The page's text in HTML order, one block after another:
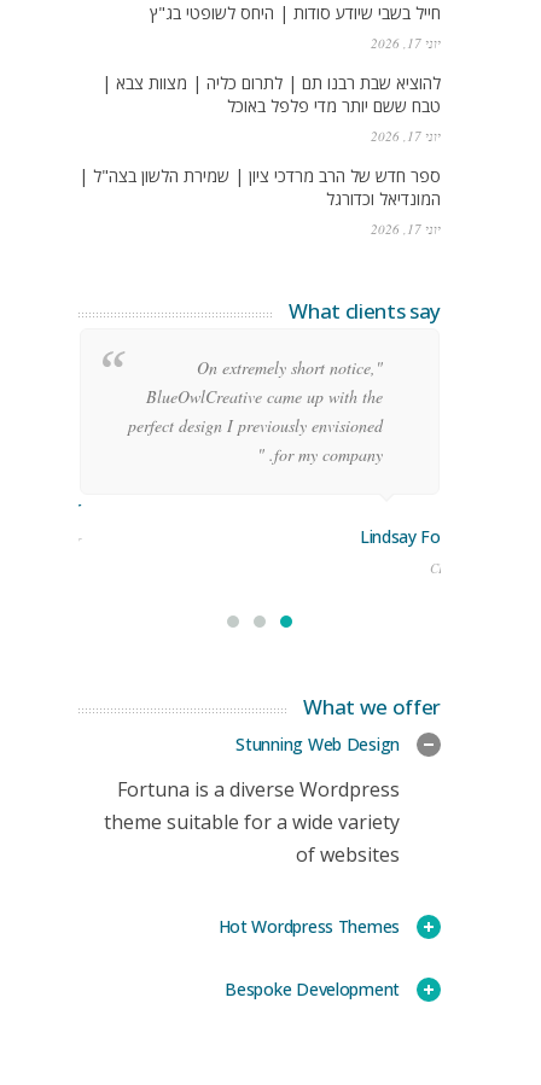
חייל בשבי שיודע סודות | היחס לשופטי בג"ץ
יוני 17, 2026
להוציא שבת רבנו תם | לתרום כליה | מצוות צבא |
טבח ששם יותר מדי פלפל באוכל
יוני 17, 2026
ספר חדש של הרב מרדכי ציון | שמירת הלשון בצה"ל |
המונדיאל וכדורגל
יוני 17, 2026
What clients say
"On extremely short notice,
BlueOwlCreative came up with the
perfect design I previously envisioned
for my company. "
Lindsay Ford
CEO
Stoner
Manager
What we offer
Stunning Web Design
Fortuna is a diverse Wordpress
theme suitable for a wide variety
of websites
Hot Wordpress Themes
Bespoke Development